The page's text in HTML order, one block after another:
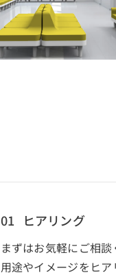
01 ヒアリング
まずはお気軽にご相談
用途やイメージをヒア